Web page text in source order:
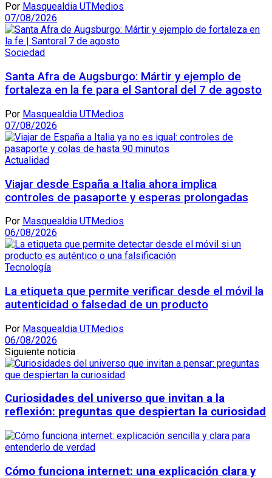
Por Masquealdia UTMedios
07/08/2026
Sociedad
Santa Afra de Augsburgo: Mártir y ejemplo de
fortaleza en la fe para el Santoral del 7 de agosto
Por Masquealdia UTMedios
07/08/2026
Actualidad
Viajar desde España a Italia ahora implica
controles de pasaporte y esperas prolongadas
Por Masquealdia UTMedios
06/08/2026
Tecnología
La etiqueta que permite verificar desde el móvil la
autenticidad o falsedad de un producto
Por Masquealdia UTMedios
06/08/2026
Siguiente noticia
Curiosidades del universo que invitan a la
reflexión: preguntas que despiertan la curiosidad
Cómo funciona internet: una explicación clara y